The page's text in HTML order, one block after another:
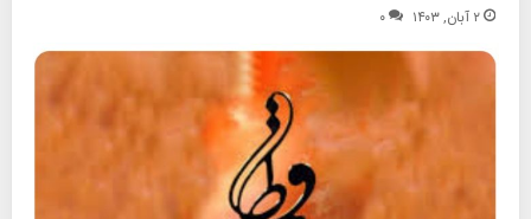
۲ آبان, ۱۴۰۳ ۰